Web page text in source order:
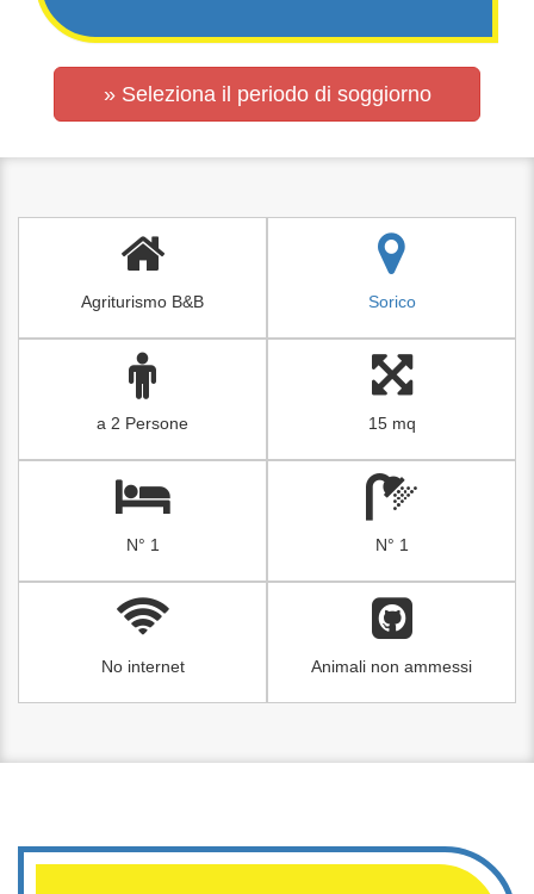
» Seleziona il periodo di soggiorno
Agriturismo B&B Sorico
a 2 Persone 15 mq
N° 1 N° 1
No internet Animali non ammessi